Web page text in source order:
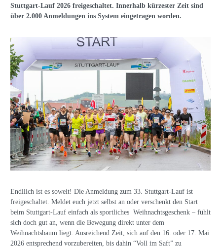
Stuttgart-Lauf 2026 freigeschaltet. Innerhalb kürzester Zeit sind
über 2.000 Anmeldungen ins System eingetragen worden.
Endllich ist es soweit! Die Anmeldung zum 33. Stuttgart-Lauf ist
freigeschaltet. Meldet euch jetzt selbst an oder verschenkt den Start
beim Stuttgart-Lauf einfach als sportliches Weihnachtsgeschenk – fühlt
sich doch gut an, wenn die Bewegung direkt unter dem
Weihnachtsbaum liegt. Ausreichend Zeit, sich auf den 16. oder 17. Mai
2026 entsprechend vorzubereiten, bis dahin “Voll im Saft” zu